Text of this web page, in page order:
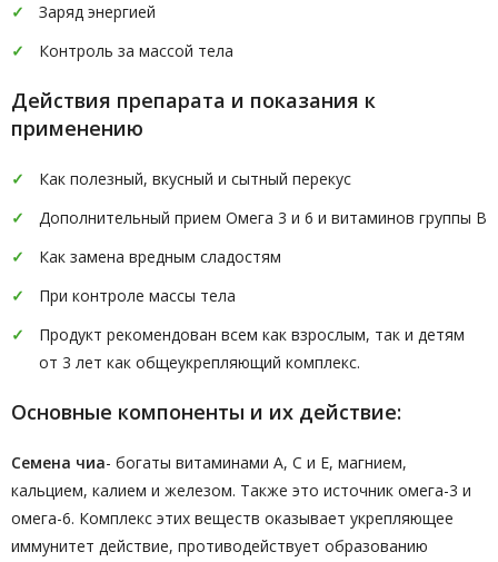
Заряд энергией
Контроль за массой тела
Действия препарата и показания к
применению
Как полезный, вкусный и сытный перекус
Дополнительный прием Омега 3 и 6 и витаминов группы В
Как замена вредным сладостям
При контроле массы тела
Продукт рекомендован всем как взрослым, так и детям
от 3 лет как общеукрепляющий комплекс.
Основные компоненты и их действие:
Семена чиа- богаты витаминами А, С и Е, магнием,
кальцием, калием и железом. Также это источник омега-3 и
омега-6. Комплекс этих веществ оказывает укрепляющее
иммунитет действие, противодействует образованию